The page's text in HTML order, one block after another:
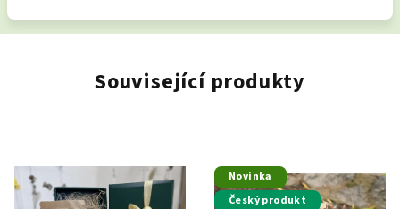
Související produkty
Novinka
Český produkt